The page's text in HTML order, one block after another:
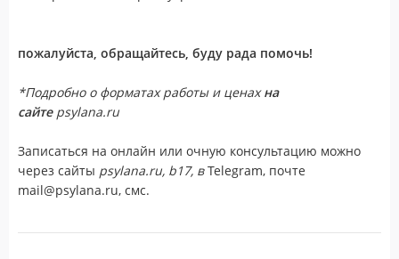
пожалуйста, обращайтесь, буду рада помочь!
*Подробно о форматах работы и ценахна
сайтеpsylana.ru
Записаться на онлайн или очную консультацию можно
через сайты psylana.ru, b17, вTelegram, почте
mail@psylana.ru, смс.